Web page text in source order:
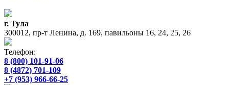
г. Тула
300012, пр-т Ленина, д. 169, павильоны 16, 24, 25, 26
Телефон:
8 (800) 101-91-06
8 (4872) 701-109
+7 (953) 966-66-25